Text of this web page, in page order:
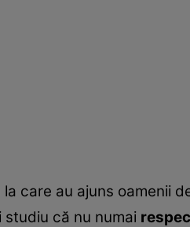
care au ajuns oamenii
că nu numai